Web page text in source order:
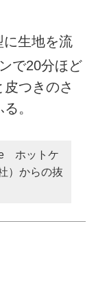
生地を流
で20分ほど
つきのさ
。
ホットケ
）からの抜